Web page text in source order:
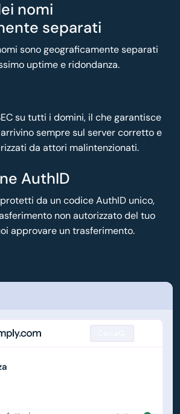
nomi
separati
sono geograficamente separati
uptime e ridondanza.
su tutti i domini, il che garantisce
sempre sul server corretto e
da attori malintenzionati.
AuthID
da un codice AuthID unico,
non autorizzato del tuo
approvare un trasferimento.